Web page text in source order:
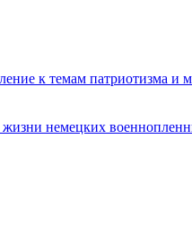
к темам патриотизма и
жизни немецких